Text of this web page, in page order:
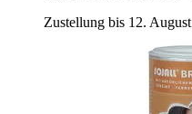
Zustellung bis 12. August